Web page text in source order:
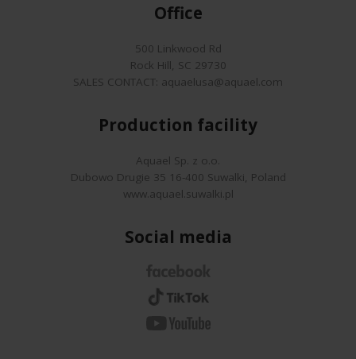
Office
500 Linkwood Rd
Rock Hill, SC 29730
SALES CONTACT: aquaelusa@aquael.com
Production facility
Aquael Sp. z o.o.
Dubowo Drugie 35 16-400 Suwalki, Poland
www.aquael.suwalki.pl
Social media